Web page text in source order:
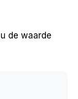
de waarde